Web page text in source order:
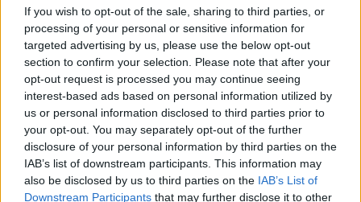
If you wish to opt-out of the sale, sharing to third parties, or
processing of your personal or sensitive information for
targeted advertising by us, please use the below opt-out
section to confirm your selection. Please note that after your
opt-out request is processed you may continue seeing
interest-based ads based on personal information utilized by
us or personal information disclosed to third parties prior to
your opt-out. You may separately opt-out of the further
disclosure of your personal information by third parties on the
IAB’s list of downstream participants. This information may
also be disclosed by us to third parties on the IAB’s List of
Downstream Participants that may further disclose it to other
«La valorizzazione di interventi di prossimità ai luoghi di vita, la
promozione di risorse e competenze degli adolescenti e delle
comunità – prosegue Giaccherini - attiva una dialettica e una
virtuosa continuità tra azioni di promozione, prevenzione e cura».
«Nella provincia di Arezzo i dati epidemiologici evidenziano fra gli
adolescenti un numero crescente di casi di disagio, sia per quantità
che per gravità – aggiunge la dottoressa Giaccherini -. Un
fenomeno che si sta sempre più aggravando e al quale dobbiamo
dare risposte».
Ma quali sono i disagi che affliggono gli adolescenti?
«I disturbi alimentari sono un aspetto ma non l’unico –spiega il